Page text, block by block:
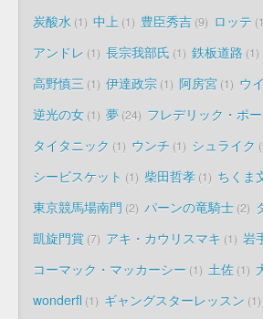
炭酸水 1 中上 1 豊臣秀吉 9 ロッテ 1
アンドレ 1 長宗我部氏 1 鉄板道路 1
高野慎三 1 伊達政宗 1 阿房宮 1 ウ
逆光の女 1 夢 24 フレデリック・ポ
タイタニック 1 ウンチ 1 シュライク
シービスケット 1 柴田哲孝 1 ちくま
東京競馬場南門 2 パーンの竜騎士 2
凱旋門賞 7 アキ・カウリスマキ 1 岩
コーマック・マッカーシー 1 土佐 1
wonderfl 1 ギャングスターレッスン 1